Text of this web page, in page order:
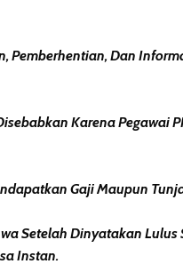
Dan
Karena Pegawai
Gaji Maupun
Setelah Dinyatakan
Instan.